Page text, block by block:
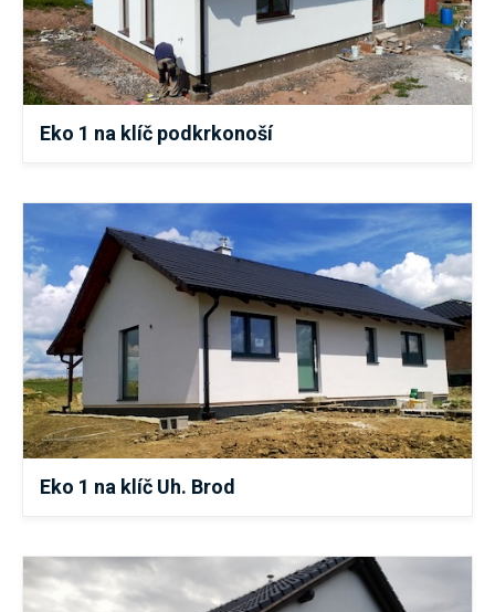
Eko 1 na klíč podkrkonoší
Eko 1 na klíč Uh. Brod